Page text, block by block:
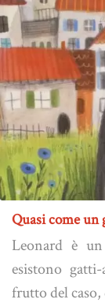
Quasi come un
Leonard è
esistono
frutto del